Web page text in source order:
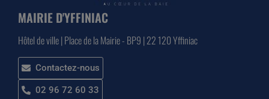
MAIRIE D'YFFINIAC
Hôtel de ville | Place de la Mairie - BP9 | 22 120 Yffiniac
Contactez-nous
02 96 72 60 33